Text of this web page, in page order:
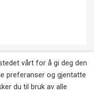
av Roy’s
bilder og
med utgiver.
vårt for å gi deg den
preferanser og gjentatte
du til bruk av alle